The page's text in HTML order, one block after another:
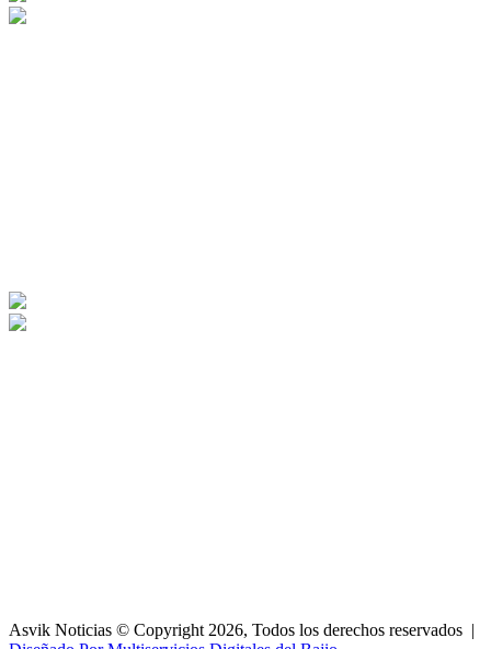
Asvik Noticias © Copyright 2026, Todos los derechos reservados |